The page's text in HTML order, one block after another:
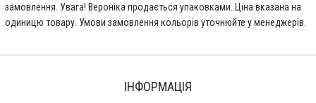
замовлення. Увага! Вероніка продається упаковками. Ціна вказана на
одиницю товару. Умови замовлення кольорів уточнюйте у менеджерів.
ІНФОРМАЦІЯ